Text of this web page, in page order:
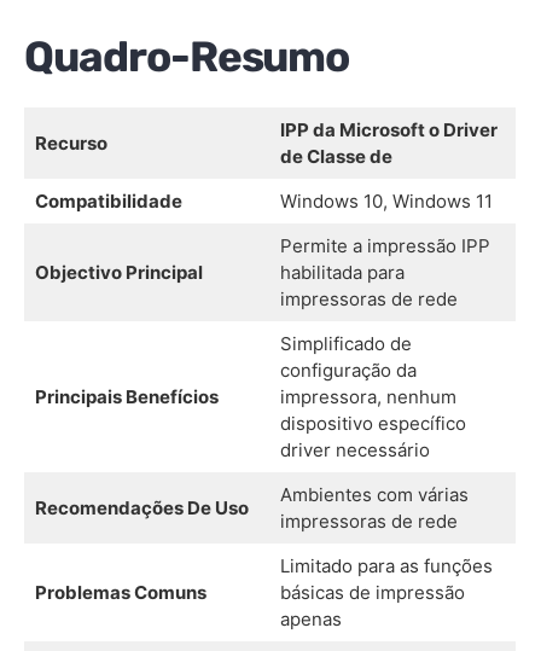
Quadro-Resumo
Recurso
IPP da Microsoft o Driver
de Classe de
Compatibilidade
Windows 10, Windows 11
Objectivo Principal
Permite a impressão IPP
habilitada para
impressoras de rede
Principais Benefícios
Simplificado de
configuração da
impressora, nenhum
dispositivo específico
driver necessário
Recomendações De Uso
Ambientes com várias
impressoras de rede
Problemas Comuns
Limitado para as funções
básicas de impressão
apenas